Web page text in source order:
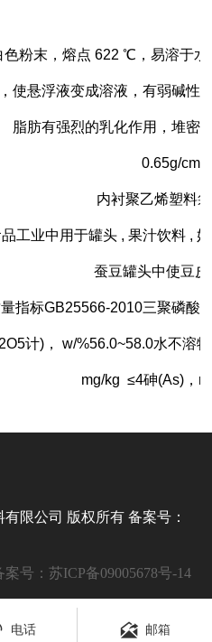
色粉末，熔点 622 ℃，易溶于
使悬浮液变成溶液，有弱碱性
脂肪有强烈的乳化作用，堆密
0.65g/
内衬聚乙烯塑料
工业中用于罐头 , 果汁饮料 ,
蚕豆罐头中使豆
量指标GB25566-2010三聚磷酸
计)， w/%56.0~58.0水不溶
mg/kg ≤4砷(As)，
限公司 版权所有 备案号：
案号：苏ICP备09005678号-14
电话  邮箱